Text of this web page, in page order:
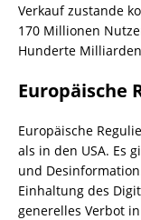
Verkauf zustande
170 Millionen
Hunderte
Europäische
Europäische
als in den USA. Es
und
Einhaltung des
generelles Verbot